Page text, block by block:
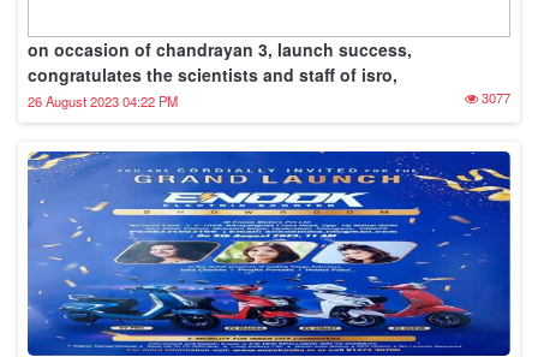
on occasion of chandrayan 3, launch success,
congratulates the scientists and staff of isro,
26 August 2023 04:22 PM 3077